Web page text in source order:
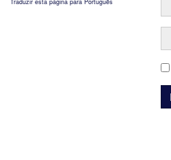
Traduzir esta página para Português